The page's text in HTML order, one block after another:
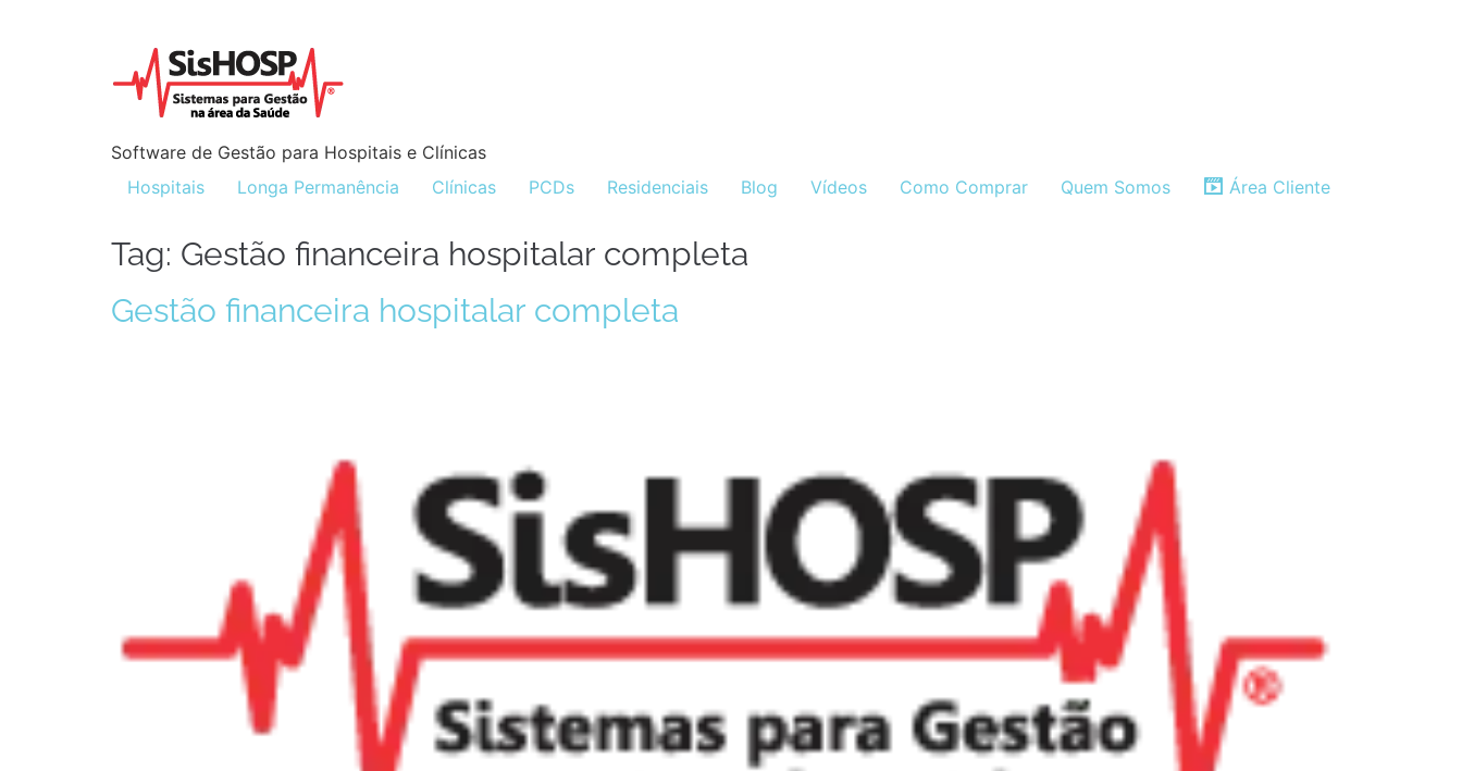
Software de Gestão para Hospitais e Clínicas
Hospitais
Longa Permanência Clínicas PCDs Residenciais Blog Vídeos Como Comprar Quem Somos Área Cliente
Tag: Gestão financeira hospitalar completa
Gestão financeira hospitalar completa